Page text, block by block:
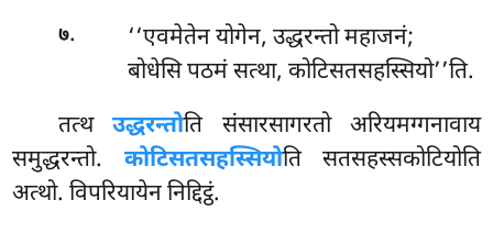
७.
‘‘एवमेतेन योगेन, उद्धरन्तो महाजनं;
बोधेसि पठमं सत्था, कोटिसतसहस्सियो’’ति.
तत्थउद्धरन्तोति संसारसागरतो अरियमग्गनावाय
समुद्धरन्तो. कोटिसतसहस्सियोति सतसहस्सकोटियोति
अत्थो. विपरियायेन निद्दिट्ठं.